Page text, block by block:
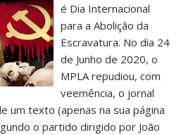
é Dia Internacional
para a Abolição da
Escravatura. No dia 24
de Junho de 2020, o
MPLA repudiou, com
veemência, o jornal
um texto (apenas na sua página
o partido dirigido por João